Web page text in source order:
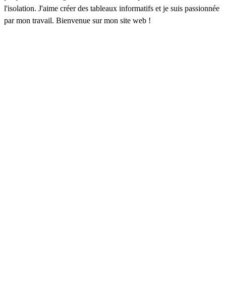
l'isolation. J'aime créer des tableaux informatifs et je suis passionnée
par mon travail. Bienvenue sur mon site web !